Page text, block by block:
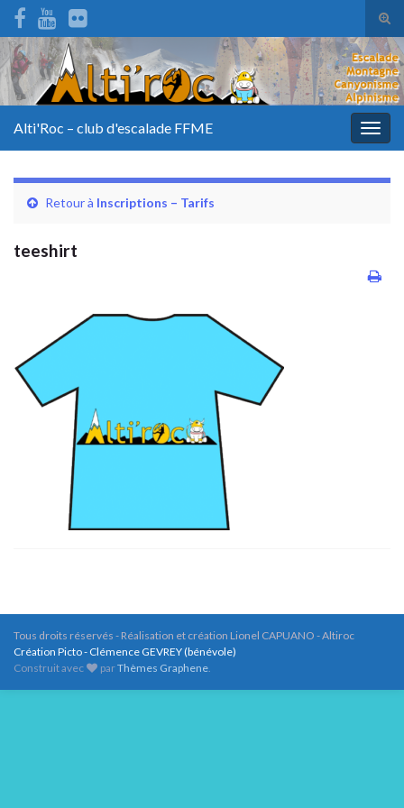
Alti'Roc – club d'escalade FFME
Retour à Inscriptions – Tarifs
teeshirt
Tous droits réservés - Réalisation et création Lionel CAPUANO - Altiroc
Création Picto - Clémence GEVREY (bénévole)
Construit avec
parThèmes Graphene